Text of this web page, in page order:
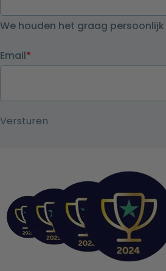
We houden het graag persoonlijk
Email*